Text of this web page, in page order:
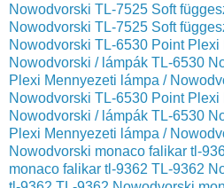
Nowodvorski TL-7525 Soft
Nowodvorski TL-7525 Soft
Nowodvorski TL-6530 Point
Nowodvorski / lámpák TL-6530
Plexi Mennyezeti lámpa /
Nowodvorski TL-6530 Point
Nowodvorski / lámpák TL-6530
Plexi Mennyezeti lámpa /
Nowodvorski monaco falikar tl-
monaco falikar tl-9362 TL-9362